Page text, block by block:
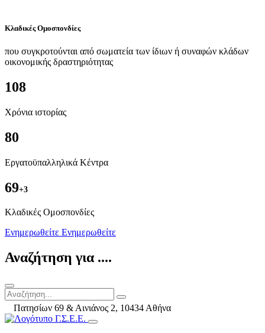
Κλαδικές Ομοσπονδίες
που συγκροτούνται από σωματεία των ίδιων ή συναφών κλάδων
οικονομικής δραστηριότητας
108
Χρόνια ιστορίας
80
Εργατοϋπαλληλικά Κέντρα
69+3
Kλαδικές Ομοσπονδίες
Ενημερωθείτε Ενημερωθείτε
Αναζήτηση για ....
Πατησίων 69 & Αινιάνος 2, 10434 Αθήνα